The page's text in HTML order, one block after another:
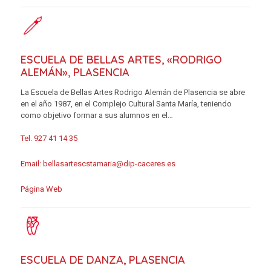
ESCUELA DE BELLAS ARTES, «RODRIGO
ALEMÁN», PLASENCIA
La Escuela de Bellas Artes Rodrigo Alemán de Plasencia se abre
en el año 1987, en el Complejo Cultural Santa María, teniendo
como objetivo formar a sus alumnos en el…
Tel. 927 41 14 35
Email: bellasartescstamaria@dip-caceres.es
Página Web
ESCUELA DE DANZA, PLASENCIA